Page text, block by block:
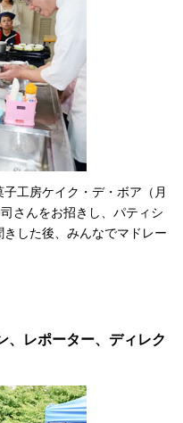
工房ケイク・デ・ボア（月
さんをお招きし、パティシ
した後、みんなでマドレー
、レポーター、ディレク